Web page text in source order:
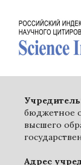
бюджетное
высшего
Адрес